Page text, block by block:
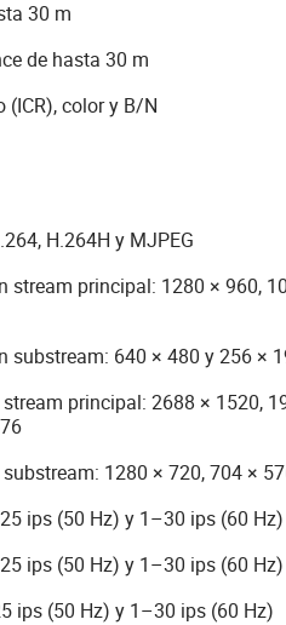
30 m
de hasta 30 m
color y B/N
H.264H y MJPEG
stream principal: 1280 × 960,
substream: 640 × 480 y 256 ×
principal: 2688 × 1520,
1280 × 720, 704 ×
ips (50 Hz) y 1–30 ips (60 Hz)
ips (50 Hz) y 1–30 ips (60 Hz)
ips (50 Hz) y 1–30 ips (60 Hz)